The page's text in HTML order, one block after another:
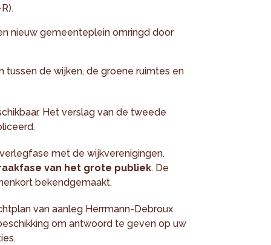
nieuw gemeenteplein omringd door
de wijken, de groene ruimtes en
Het verslag van de tweede
met de wijkverenigingen.
van het grote publiek. De
bekendgemaakt.
van aanleg Herrmann-Debroux
om antwoord te geven op uw